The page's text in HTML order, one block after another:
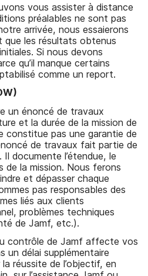
vous assister à distance
préalables ne sont pas
arrivée, nous essaierons
que les résultats obtenus
Si nous devons
qu’il manque certains
comme un report.
un énoncé de travaux
et la durée de la mission de
constitue pas une garantie de
de travaux fait partie de
documente l’étendue, le
la mission. Nous ferons
et dépasser chaque
pas responsables des
liés aux clients
problèmes techniques
de Jamf, etc.).
contrôle de Jamf affecte vos
un délai supplémentaire
réussite de l’objectif, en